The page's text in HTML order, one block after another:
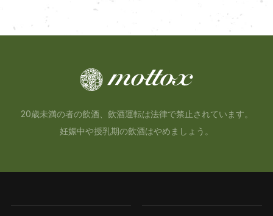
20歳未満の者の飲酒、飲酒運転は法律で禁止されています。
妊娠中や授乳期の飲酒はやめましょう。